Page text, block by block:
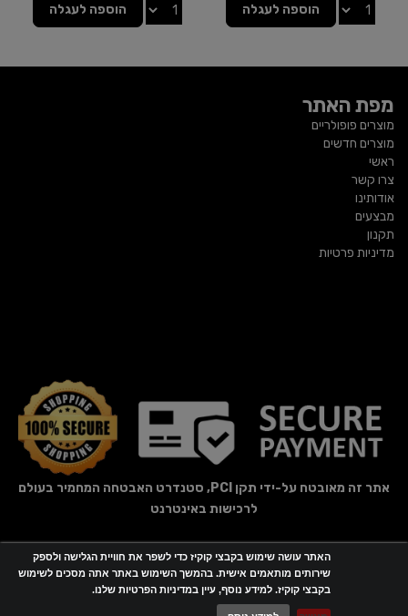
הוספה לעגלה הוספה לעגלה
מפת האתר
מוצרים פופולריים
מוצרים חדשים
ראשי
צרו קשר
אודותינו
מבצעים
תקנון
מדיניות פרטיות
אתר זה מאובטח על-ידי תקן PCI, סטנדרט האבטחה המחמיר בעולם
לרכישות באינטרנט
חנות וירטואלית | אתר אינטרנט
האתר עושה שימוש בקבצי קוקיז כדי לשפר את חוויית הגלישה ולספק
שירותים מותאמים אישית. בהמשך השימוש באתר אתה מסכים לשימוש
בקבצי קוקיז. למידע נוסף, עיין במדיניות הפרטיות שלנו.